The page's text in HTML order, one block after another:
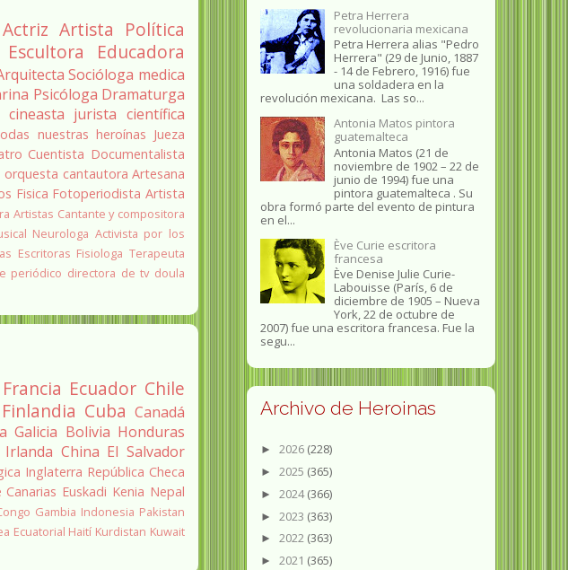
Actriz Artista Política
Escultora
Educadora
Socióloga medica
Psicóloga Dramaturga
cineasta jurista científica
nuestras heroínas Jueza
Cuentista Documentalista
orquesta cantautora Artesana
Fisica Fotoperiodista Artista
Artistas Cantante y compositora
Neurologa Activista por los
Escritoras Fisiologa Terapeuta
periódico directora de tv doula
Francia Ecuador Chile
Finlandia Cuba Canadá
Galicia Bolivia Honduras
Irlanda China El Salvador
Inglaterra República Checa
Canarias Euskadi Kenia Nepal
Gambia Indonesia Pakistan
Ecuatorial Haití Kurdistan Kuwait
Petra Herrera
revolucionaria mexicana
Petra Herrera alias "Pedro
Herrera" (29 de Junio, 1887
- 14 de Febrero, 1916) fue
una soldadera en la
revolución mexicana. Las so...
Antonia Matos pintora
guatemalteca
Antonia Matos (21 de
noviembre de 1902 – 22 de
junio de 1994) fue una
pintora guatemalteca . Su
obra formó parte del evento de pintura
en el...
Ève Curie escritora
francesa
Ève Denise Julie Curie-
Labouisse (París, 6 de
diciembre de 1905 – Nueva
York, 22 de octubre de
2007) fue una escritora francesa. Fue la
segu...
Archivo de Heroinas
► 2026 (228)
► 2025 (365)
► 2024(366)
► 2023 (363)
► 2022 (363)
► 2021 (365)